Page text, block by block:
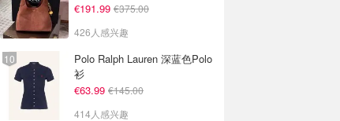
€191.99 €375.00
426人感兴趣
Polo Ralph Lauren 深蓝色Polo
衫
€63.99 €145.00
414人感兴趣